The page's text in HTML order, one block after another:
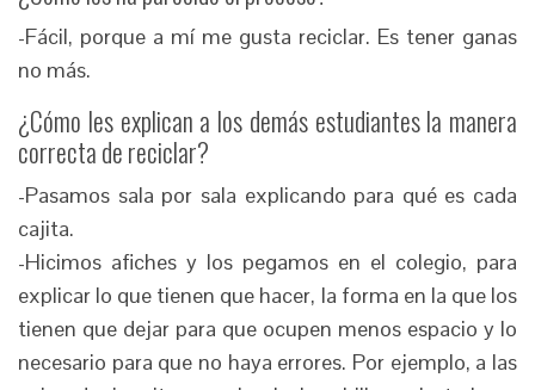
-Fácil, porque a mí me gusta reciclar. Es tener ganas
no más.
¿Cómo les explican a los demás estudiantes la manera
correcta de reciclar?
-Pasamos sala por sala explicando para qué es cada
cajita.
-Hicimos afiches y los pegamos en el colegio, para
explicar lo que tienen que hacer, la forma en la que los
tienen que dejar para que ocupen menos espacio y lo
necesario para que no haya errores. Por ejemplo, a las